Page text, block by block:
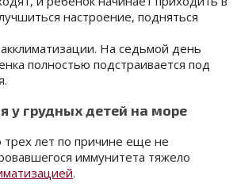
настроение, подняться
На седьмой день
полностью подстраивается под
у грудных детей на море
трех лет по причине еще не
иммунитета тяжело
.